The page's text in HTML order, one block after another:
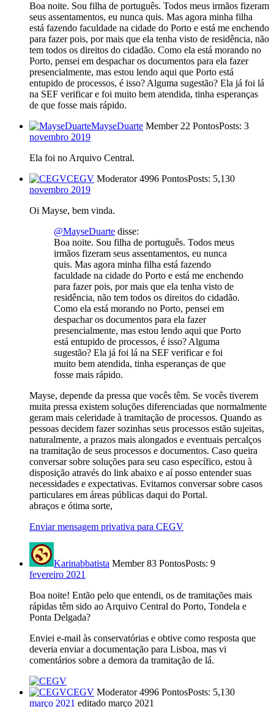
Boa noite. Sou filha de português. Todos meus irmãos fizeram
seus assentamentos, eu nunca quis. Mas agora minha filha
está fazendo faculdade na cidade do Porto e está me enchendo
para fazer pois, por mais que ela tenha visto de residência, não
tem todos os direitos do cidadão. Como ela está morando no
Porto, pensei em despachar os documentos para ela fazer
presencialmente, mas estou lendo aqui que Porto está
entupido de processos, é isso? Alguma sugestão? Ela já foi lá
na SEF verificar e foi muito bem atendida, tinha esperanças
de que fosse mais rápido.
MayseDuarte Member 22 PontosPosts: 3
novembro 2019
Ela foi no Arquivo Central.
CEGV Moderator 4996 PontosPosts: 5,130
novembro 2019
Oi Mayse, bem vinda.
@MayseDuarte disse:
Boa noite. Sou filha de português. Todos meus
irmãos fizeram seus assentamentos, eu nunca
quis. Mas agora minha filha está fazendo
faculdade na cidade do Porto e está me enchendo
para fazer pois, por mais que ela tenha visto de
residência, não tem todos os direitos do cidadão.
Como ela está morando no Porto, pensei em
despachar os documentos para ela fazer
presencialmente, mas estou lendo aqui que Porto
está entupido de processos, é isso? Alguma
sugestão? Ela já foi lá na SEF verificar e foi
muito bem atendida, tinha esperanças de que
fosse mais rápido.
Mayse, depende da pressa que vocês têm. Se vocês tiverem
muita pressa existem soluções diferenciadas que normalmente
geram mais celeridade à tramitação de processos. Quando as
pessoas decidem fazer sozinhas seus processos estão sujeitas,
naturalmente, a prazos mais alongados e eventuais percalços
na tramitação de seus processos e documentos. Caso queira
conversar sobre soluções para seu caso específico, estou à
disposição através do link abaixo e aí posso entender suas
necessidades e expectativas. Evitamos conversar sobre casos
particulares em áreas públicas daqui do Portal.
abraços e ótima sorte,
Enviar mensagem privativa para CEGV
Karinabbatista Member 83 PontosPosts: 9
fevereiro 2021
Boa noite! Então pelo que entendi, os de tramitações mais
rápidas têm sido ao Arquivo Central do Porto, Tondela e
Ponta Delgada?
Enviei e-mail às conservatórias e obtive como resposta que
deveria enviar a documentação para Lisboa, mas vi
comentários sobre a demora da tramitação de lá.
CEGV Moderator 4996 PontosPosts: 5,130
março 2021 editado março 2021